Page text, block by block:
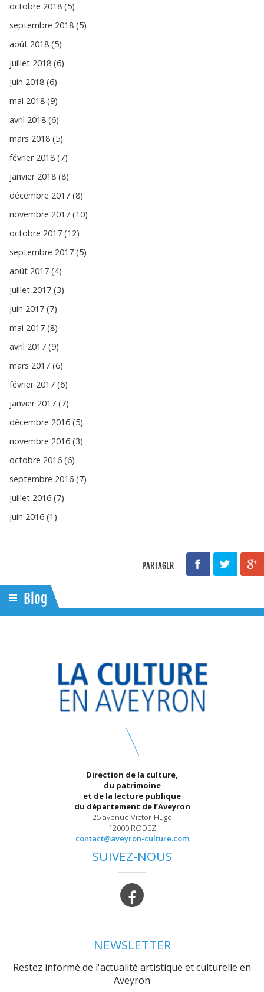
octobre 2018 (5)
septembre 2018 (5)
août 2018 (5)
juillet 2018 (6)
juin 2018 (6)
mai 2018 (9)
avril 2018 (6)
mars 2018 (5)
février 2018 (7)
janvier 2018 (8)
décembre 2017 (8)
novembre 2017 (10)
octobre 2017 (12)
septembre 2017 (5)
août 2017 (4)
juillet 2017 (3)
juin 2017 (7)
mai 2017 (8)
avril 2017 (9)
mars 2017 (6)
février 2017 (6)
janvier 2017 (7)
décembre 2016 (5)
novembre 2016 (3)
octobre 2016 (6)
septembre 2016 (7)
juillet 2016 (7)
juin 2016 (1)
PARTAGER
Blog
Direction de la culture,
du patrimoine
et de la lecture publique
du département de l’Aveyron
25 avenue Victor-Hugo
12000 RODEZ
contact@aveyron-culture.com
SUIVEZ-NOUS
NEWSLETTER
Restez informé de l'actualité artistique et culturelle en
Aveyron